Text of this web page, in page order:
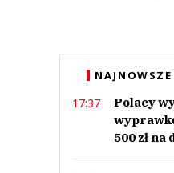
This comment was
A co z pracownikami IH np w
17:37
Polacy
500 zł